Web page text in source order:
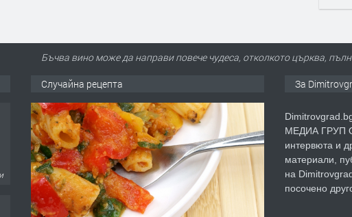
Бъчва вино може да направи повече чудеса, отколкото църква,
Случайна рецепта За
МЕДИА ГРУП
интервюта и
материали,
на
посочено